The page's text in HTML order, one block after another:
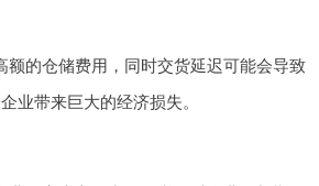
额的仓储费用，同时交货延迟可能会导致
业带来巨大的经济损失。